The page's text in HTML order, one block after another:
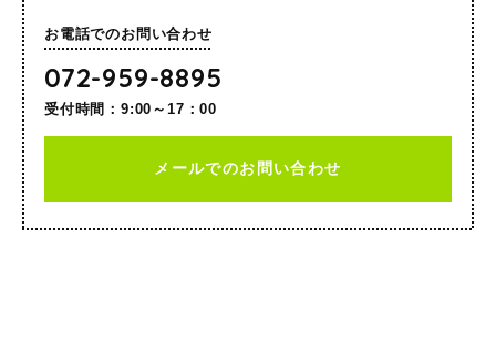
お電話でのお問い合わせ
072-959-8895
受付時間：9:00～17：00
メールでのお問い合わせ